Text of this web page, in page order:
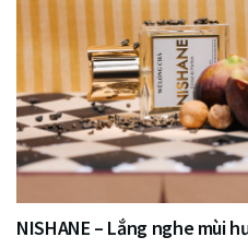
NISHANE – Lắng nghe mùi